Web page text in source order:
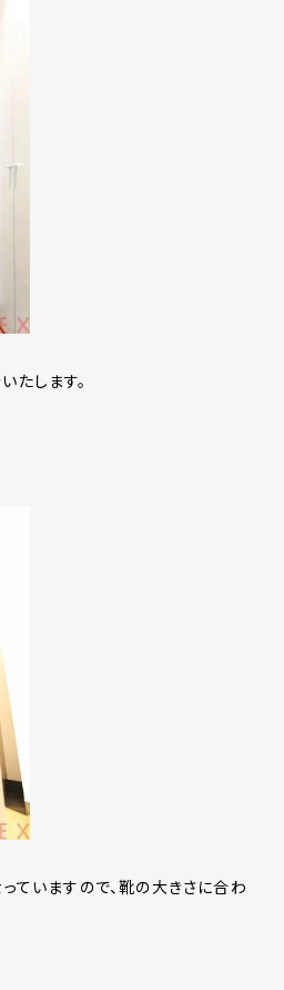
たします。
ていますので、靴の大きさに合わ